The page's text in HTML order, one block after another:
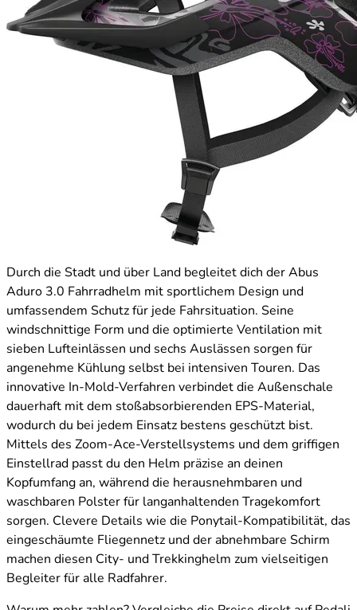
Durch die Stadt und über Land begleitet dich der Abus
Aduro 3.0 Fahrradhelm mit sportlichem Design und
umfassendem Schutz für jede Fahrsituation. Seine
windschnittige Form und die optimierte Ventilation mit
sieben Lufteinlässen und sechs Auslässen sorgen für
angenehme Kühlung selbst bei intensiven Touren. Das
innovative In-Mold-Verfahren verbindet die Außenschale
dauerhaft mit dem stoßabsorbierenden EPS-Material,
wodurch du bei jedem Einsatz bestens geschützt bist.
Mittels des Zoom-Ace-Verstellsystems und dem griffigen
Einstellrad passt du den Helm präzise an deinen
Kopfumfang an, während die herausnehmbaren und
waschbaren Polster für langanhaltenden Tragekomfort
sorgen. Clevere Details wie die Ponytail-Kompatibilität, das
eingeschäumte Fliegennetz und der abnehmbare Schirm
machen diesen City- und Trekkinghelm zum vielseitigen
Begleiter für alle Radfahrer.